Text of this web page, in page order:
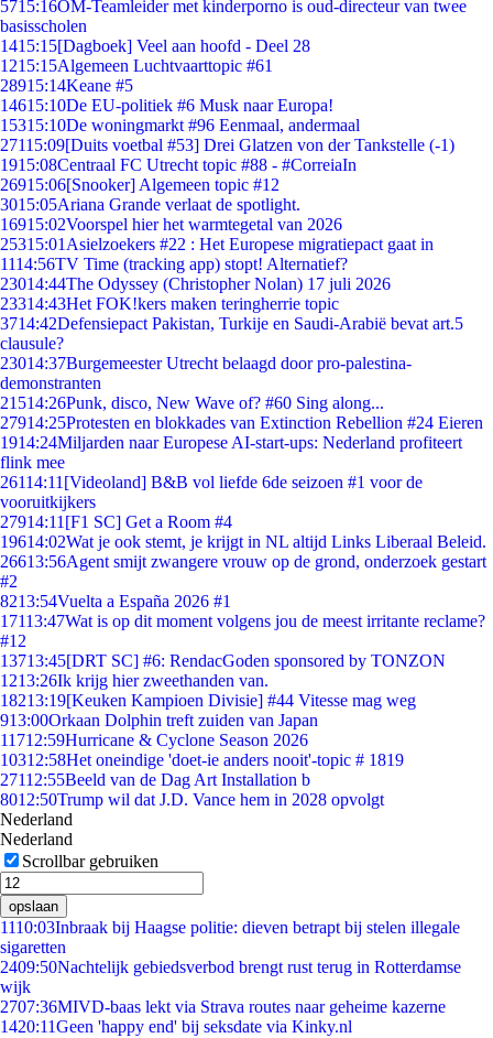
5715:16OM-Teamleider met kinderporno is oud-directeur van twee
basisscholen
1415:15[Dagboek] Veel aan hoofd - Deel 28
1215:15Algemeen Luchtvaarttopic #61
28915:14Keane #5
14615:10De EU-politiek #6 Musk naar Europa!
15315:10De woningmarkt #96 Eenmaal, andermaal
27115:09[Duits voetbal #53] Drei Glatzen von der Tankstelle (-1)
1915:08Centraal FC Utrecht topic #88 - #CorreiaIn
26915:06[Snooker] Algemeen topic #12
3015:05Ariana Grande verlaat de spotlight.
16915:02Voorspel hier het warmtegetal van 2026
25315:01 Asielzoekers #22 : Het Europese migratiepact gaat in
1114:56TV Time (tracking app) stopt! Alternatief?
23014:44The Odyssey (Christopher Nolan) 17 juli 2026
23314:43Het FOK!kers maken teringherrie topic
3714:42Defensiepact Pakistan, Turkije en Saudi-Arabië bevat art.5
clausule?
23014:37Burgemeester Utrecht belaagd door pro-palestina-
demonstranten
21514:26Punk, disco, New Wave of? #60 Sing along...
27914:25Protesten en blokkades van Extinction Rebellion #24 Eieren
1914:24Miljarden naar Europese AI-start-ups: Nederland profiteert
flink mee
26114:11 [Videoland] B&B vol liefde 6de seizoen #1 voor de
vooruitkijkers
27914:11 [F1 SC] Get a Room #4
19614:02Wat je ook stemt, je krijgt in NL altijd Links Liberaal Beleid.
26613:56Agent smijt zwangere vrouw op de grond, onderzoek gestart
#2
8213:54Vuelta a España 2026 #1
17113:47Wat is op dit moment volgens jou de meest irritante reclame?
#12
13713:45[DRT SC] #6: RendacGoden sponsored by TONZON
1213:26Ik krijg hier zweethanden van.
18213:19[Keuken Kampioen Divisie] #44 Vitesse mag weg
913:00Orkaan Dolphin treft zuiden van Japan
11712:59Hurricane & Cyclone Season 2026
10312:58Het oneindige 'doet-ie anders nooit'-topic # 1819
27112:55Beeld van de Dag Art Installation b
8012:50Trump wil dat J.D. Vance hem in 2028 opvolgt
Nederland
Nederland
Scrollbar gebruiken
opslaan
1110:03Inbraak bij Haagse politie: dieven betrapt bij stelen illegale
sigaretten
2409:50Nachtelijk gebiedsverbod brengt rust terug in Rotterdamse
wijk
2707:36MIVD-baas lekt via Strava routes naar geheime kazerne
1420:11Geen 'happy end' bij seksdate via Kinky.nl